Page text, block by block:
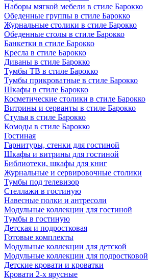
Наборы мягкой мебели в стиле Барокко
Обеденные группы в стиле Барокко
Журнальные столики в стиле Барокко
Обеденные столы в стиле Барокко
Банкетки в стиле Барокко
Кресла в стиле Барокко
Диваны в стиле Барокко
Тумбы ТВ в стиле Барокко
Тумбы прикроватные в стиле Барокко
Шкафы в стиле Барокко
Косметические столики в стиле Барокко
Витрины и серванты в стиле Барокко
Стулья в стиле Барокко
Комоды в стиле Барокко
Гостиная
Гарнитуры, стенки для гостиной
Шкафы и витрины для гостиной
Библиотеки, шкафы для книг
Журнальные и сервировочные столики
Тумбы под телевизор
Стеллажи в гостиную
Навесные полки и антресоли
Модульные коллекции для гостиной
Тумбы в гостиную
Детская и подростковая
Готовые комплекты
Модульные коллекции для детской
Модульные коллекции для подростковой
Детские кровати и кроватки
Кровати 2-х ярусные